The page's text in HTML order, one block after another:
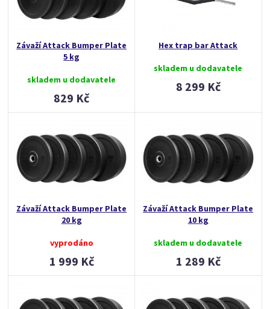
Závaží Attack Bumper Plate
5 kg
skladem u dodavatele
829 Kč
Hex trap bar Attack
skladem u dodavatele
8 299 Kč
Závaží Attack Bumper Plate
20 kg
vyprodáno
1 999 Kč
Závaží Attack Bumper Plate
10 kg
skladem u dodavatele
1 289 Kč